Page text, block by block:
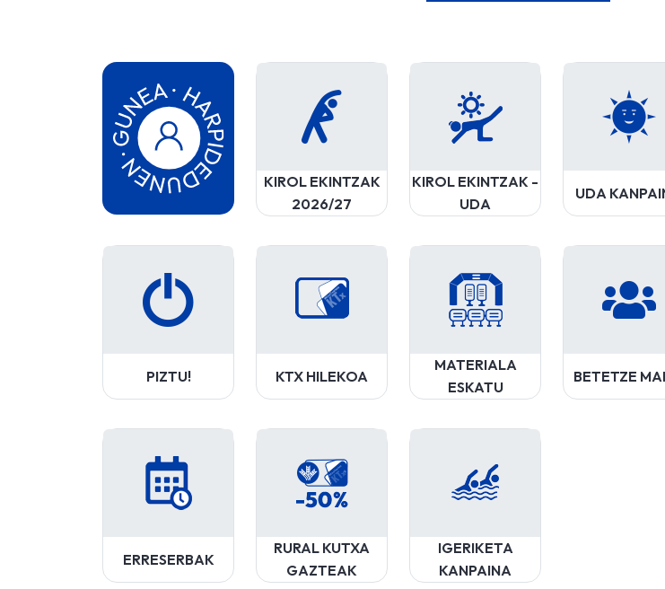
KIROL EKINTZAK
2026/27
KIROL EKINTZAK -
UDA
UDA
PIZTU! KTX HILEKOA
MATERIALA
ESKATU
BETETZE
ERRESERBAK
RURAL KUTXA
GAZTEAK
IGERIKETA
KANPAINA